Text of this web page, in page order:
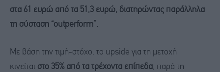
στα 61 ευρώ από τα 51,3 ευρώ, διατηρώντας παράλληλα
τη σύσταση “outperform”.
Με βάση την τιμή-στόχο, το upside για τη μετοχή
κινείται στο 35% από τα τρέχοντα επίπεδα, παρά τη